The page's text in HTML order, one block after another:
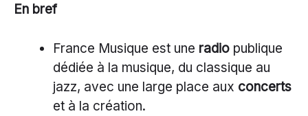
En bref
France Musique est une radio publique
dédiée à la musique, du classique au
jazz, avec une large place aux concerts
et à la création.